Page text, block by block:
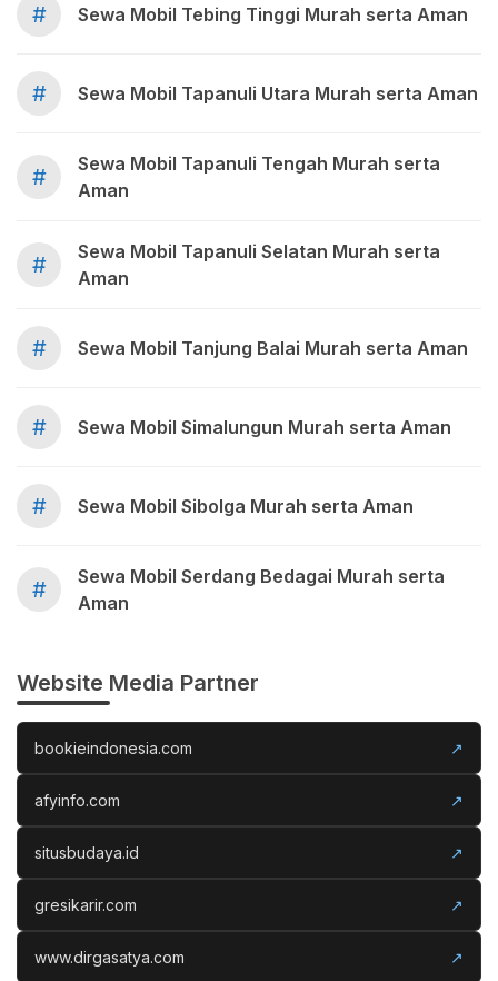
# Sewa Mobil Tebing Tinggi Murah serta Aman
# Sewa Mobil Tapanuli Utara Murah serta Aman
#
Sewa Mobil Tapanuli Tengah Murah serta
Aman
#
Sewa Mobil Tapanuli Selatan Murah serta
Aman
# Sewa Mobil Tanjung Balai Murah serta Aman
# Sewa Mobil Simalungun Murah serta Aman
# Sewa Mobil Sibolga Murah serta Aman
#
Sewa Mobil Serdang Bedagai Murah serta
Aman
Website Media Partner
bookieindonesia.com ↗
afyinfo.com ↗
situsbudaya.id ↗
gresikarir.com ↗
www.dirgasatya.com ↗